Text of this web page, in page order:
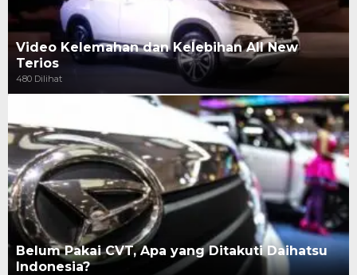
Video Kelemahan dan Kelebihan All New
Terios
480 Dilihat
Belum Pakai CVT, Apa yang Ditakuti Daihatsu
Indonesia?